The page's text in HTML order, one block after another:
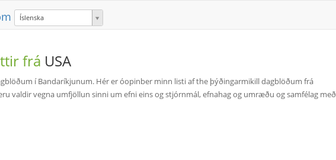
Íslenska
frá USA
í Bandaríkjunum. Hér er óopinber minn listi af the þýðingarmikill dagblöðum frá
valdir vegna umfjöllun sinni um efni eins og stjórnmál, efnahag og umræðu og samfélag með